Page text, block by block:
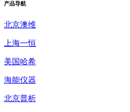
产品导航
北京澳维
上海一恒
美国哈希
海能仪器
北京普析